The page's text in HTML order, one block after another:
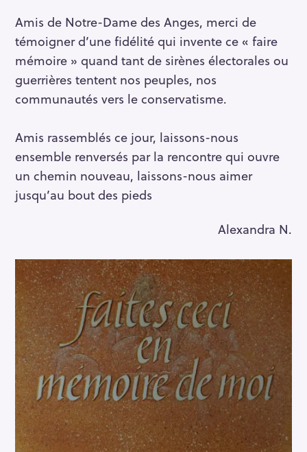
Amis de Notre-Dame des Anges, merci de
témoigner d’une fidélité qui invente ce « faire
mémoire » quand tant de sirènes électorales ou
guerrières tentent nos peuples, nos
communautés vers le conservatisme.
Amis rassemblés ce jour, laissons-nous
ensemble renversés par la rencontre qui ouvre
un chemin nouveau, laissons-nous aimer
jusqu’au bout des pieds
Alexandra N.